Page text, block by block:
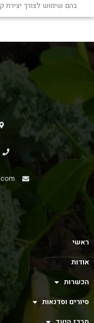
בהם שימוש לצורך
ראשי
אודות
הכשרות
סיורים וסדנאות